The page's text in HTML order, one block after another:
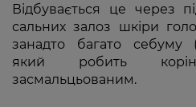
Відбувається це через
сальних залоз шкіри
занадто багато себуму
який робить
засмальцьованим.